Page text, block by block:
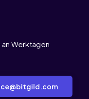
Werktagen